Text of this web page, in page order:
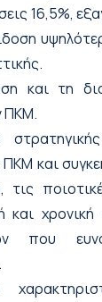
16,5%,
και τη
ΠΚΜ.
και
τις
και
που